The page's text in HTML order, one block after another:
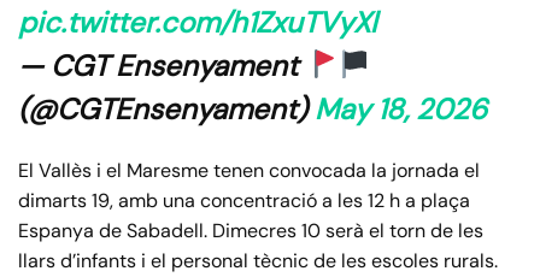
pic.twitter.com/h1ZxuTVyXl
— CGT Ensenyament
(@CGTEnsenyament)May 18, 2026
El Vallès i el Maresme tenen convocada la jornada el
dimarts 19, amb una concentració a les 12 h a plaça
Espanya de Sabadell. Dimecres 10 serà el torn de les
llars d’infants i el personal tècnic de les escoles rurals.